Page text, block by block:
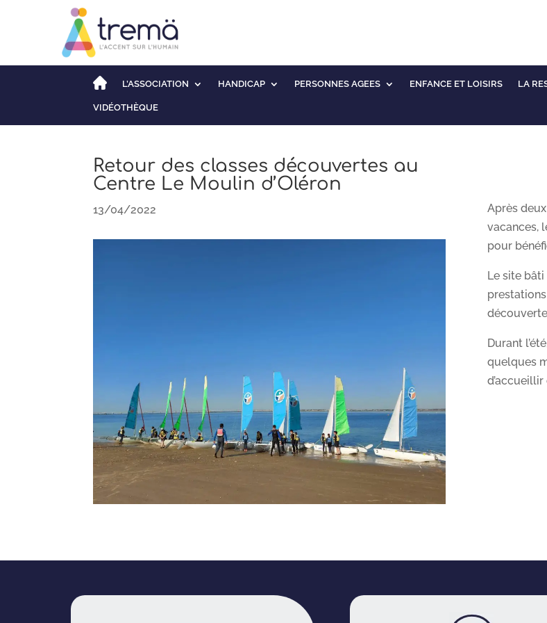
L’ASSOCIATION HANDICAP PERSONNES AGEES ENFANCE ET LOISIRS LA
VIDÉOTHÈQUE
Retour des classes découvertes au
Centre Le Moulin d’Oléron
13/04/2022
Après
vacances,
pour
Le site
Durant
quelques